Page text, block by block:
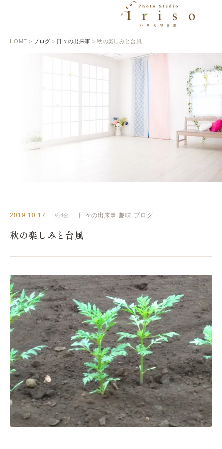
HOME > ブログ > 日々の出来事 >秋の楽しみと台風
いりそ写真館ブログ
2019.10.17 約4分 日々の出来事 趣味 ブログ
秋の楽しみと台風